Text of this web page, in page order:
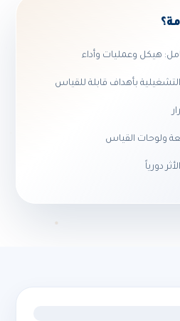
وعمليات وأداء
بأهداف قابلة للقياس
ولوحات القياس
دورياً